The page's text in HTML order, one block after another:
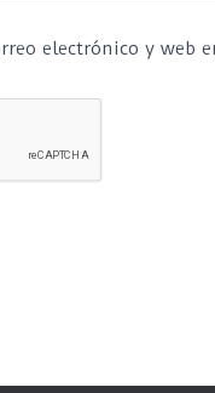
electrónico y web